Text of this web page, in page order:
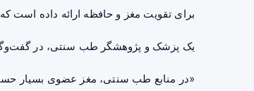
برای تقویت مغز و حافظه ارائه داده است که
یک پزشک و پژوهشگر طب سنتی، در گفت‌وگو
«در منابع طب سنتی، مغز عضوی بسیار